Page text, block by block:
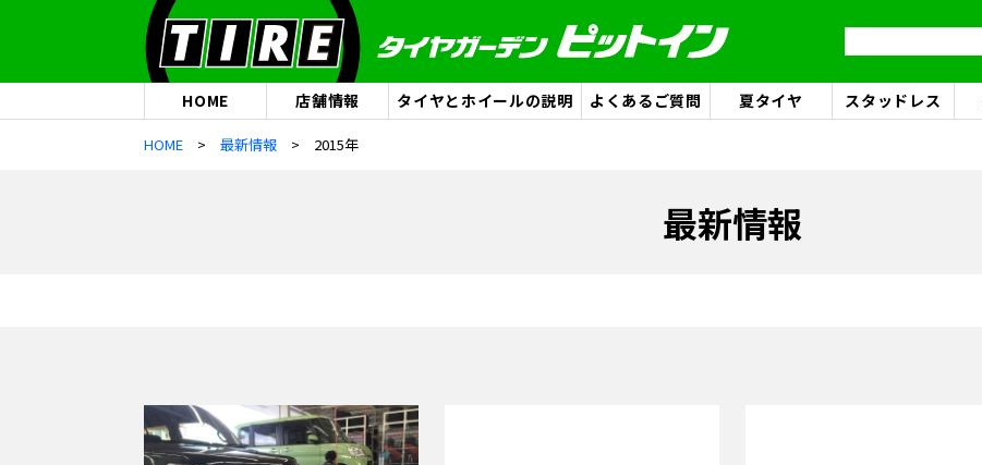
HOME 店舗情報 タイヤとホイールの説明 よくあるご質問 夏タイヤ スタッドレス
HOME 最新情報 2015年
最新情報